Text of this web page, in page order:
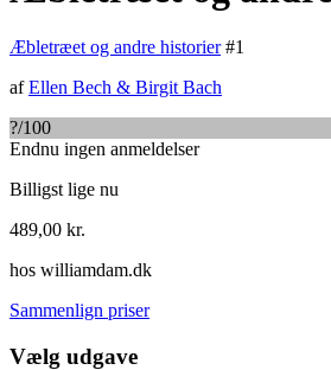
Æbletræet og andre historier #1
afEllen Bech & Birgit Bach
?/100
Endnu ingen anmeldelser
Billigst lige nu
489,00 kr.
hos williamdam.dk
Sammenlign priser
Vælg udgave